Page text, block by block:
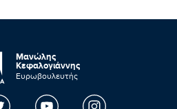
Μανώλης
Κεφαλογιάννης
Ευρωβουλευτής